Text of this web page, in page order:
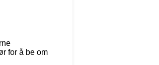
for å be om